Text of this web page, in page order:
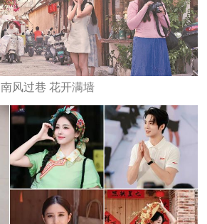
南风过巷 花开满墙